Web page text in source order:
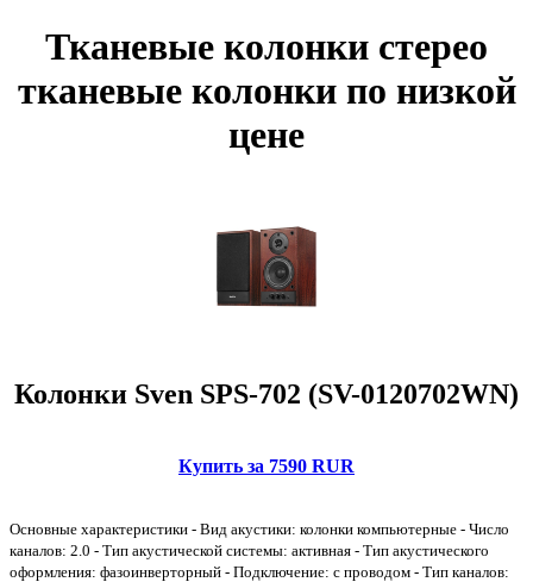
Тканевые колонки стерео
тканевые колонки по низкой
цене
Колонки Sven SPS-702 (SV-0120702WN)
Купить за 7590 RUR
Основные характеристики - Вид акустики: колонки компьютерные - Число
каналов: 2.0 - Тип акустической системы: активная - Тип акустического
оформления: фазоинверторный - Подключение: с проводом - Тип каналов: